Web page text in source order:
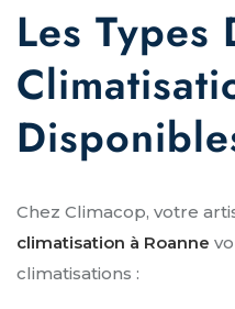
Les Types
Chez Climacop, votre
climatisation à Roanne
climatisations :